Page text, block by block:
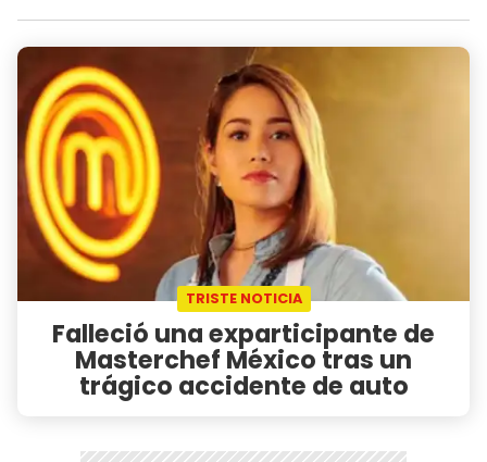
TRISTE NOTICIA
Falleció una exparticipante de
Masterchef México tras un
trágico accidente de auto